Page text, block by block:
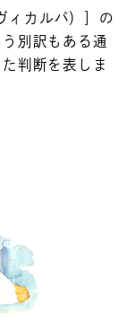
ィカルパ）］の
別訳もある通
判断を表しま